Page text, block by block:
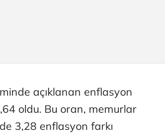
açıklanan enflasyon
oldu. Bu oran, memurlar
3,28 enflasyon farkı